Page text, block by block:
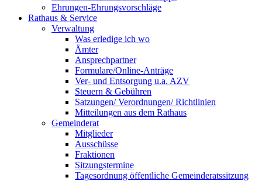
Ehrungen-Ehrungsvorschläge
Rathaus & Service
Verwaltung
Was erledige ich wo
Ämter
Ansprechpartner
Formulare/Online-Anträge
Ver- und Entsorgung u.a. AZV
Steuern & Gebühren
Satzungen/ Verordnungen/ Richtlinien
Mitteilungen aus dem Rathaus
Gemeinderat
Mitglieder
Ausschüsse
Fraktionen
Sitzungstermine
Tagesordnung öffentliche Gemeinderatssitzung